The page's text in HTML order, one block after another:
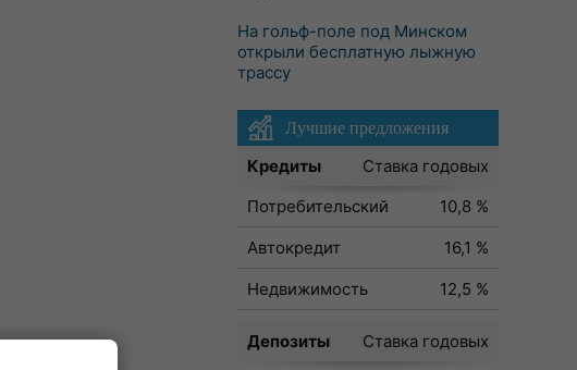
На гольф-поле под Минском
открыли бесплатную лыжную
трассу
Лучшие предложения
Кредиты
Ставка годовых
Потребительский
10,8 %
Автокредит
16,1 %
Недвижимость
12,5 %
Депозиты
Ставка годовых